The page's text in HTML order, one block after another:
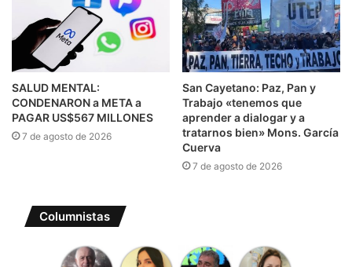
SALUD MENTAL:
CONDENARON a META a
PAGAR US$567 MILLONES
7 de agosto de 2026
San Cayetano: Paz, Pan y
Trabajo «tenemos que
aprender a dialogar y a
tratarnos bien» Mons. García
Cuerva
7 de agosto de 2026
Columnistas